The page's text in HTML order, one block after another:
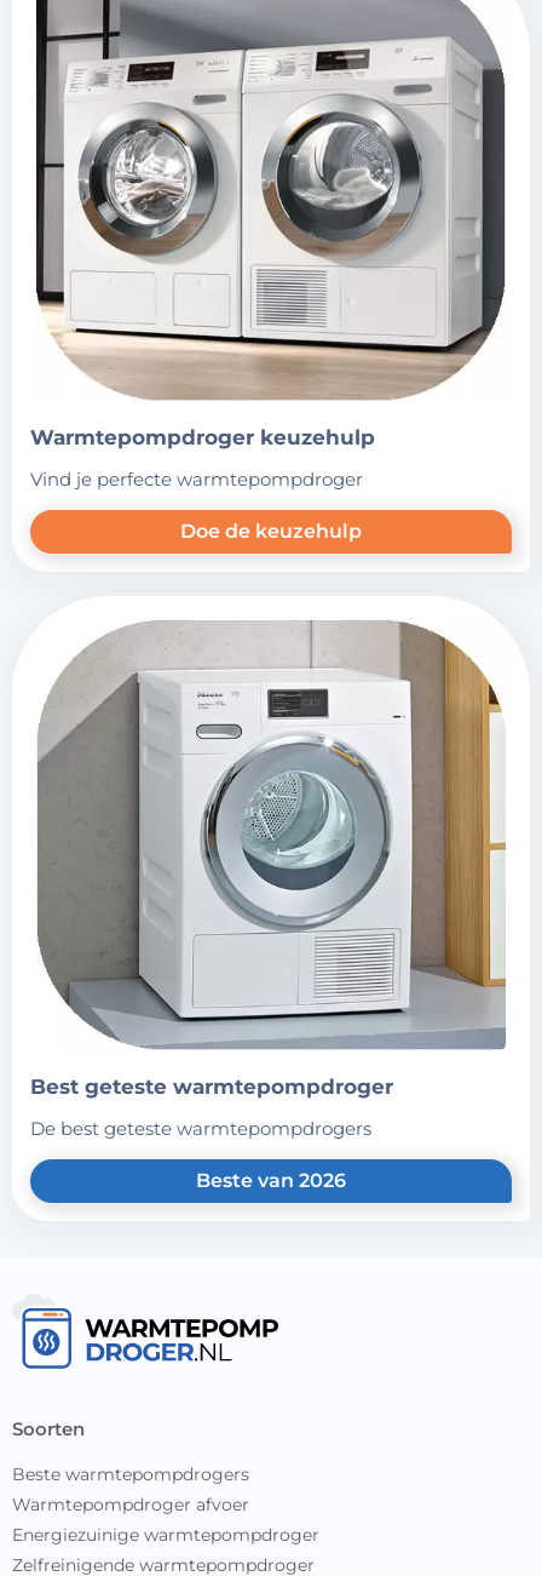
warmtepompdroger keuzehulp
vind je perfecte warmtepompdroger
Doe de keuzehulp
best geteste warmtepompdroger
de best geteste warmtepompdrogers
Beste van 2026
soorten
Beste warmtepompdrogers
Warmtepompdroger afvoer
Energiezuinige warmtepompdroger
Zelfreinigende warmtepompdroger